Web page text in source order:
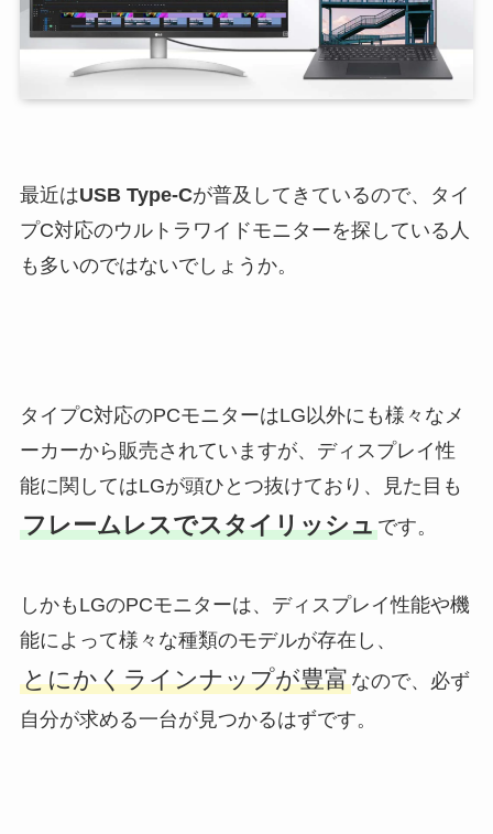
最近はUSB Type-Cが普及してきているので、タイ
プC対応のウルトラワイドモニターを探している人
も多いのではないでしょうか。
タイプC対応のPCモニターはLG以外にも様々なメ
ーカーから販売されていますが、ディスプレイ性
能に関してはLGが頭ひとつ抜けており、見た目も
フレームレスでスタイリッシュです。
しかもLGのPCモニターは、ディスプレイ性能や機
能によって様々な種類のモデルが存在し、
とにかくラインナップが豊富なので、必ず
自分が求める一台が見つかるはずです。